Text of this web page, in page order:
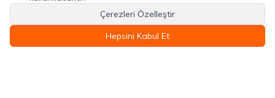
Çerezleri Özelleştir
Hepsini Kabul Et